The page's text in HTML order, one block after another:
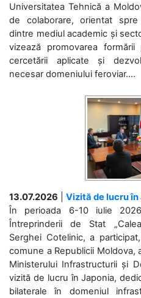
Universitatea Tehnică a
de colaborare, orientat spre
dintre mediul academic și
vizează promovarea formării
cercetării aplicate și
necesar domeniului feroviar....
13.07.2026
Vizită de lucru în
În perioada 6-10 iulie
Întreprinderii de Stat
Serghei Cotelinic, a
comune a Republicii Moldova,
Ministerului Infrastructurii și
vizită de lucru în Japonia,
bilaterale în domeniul